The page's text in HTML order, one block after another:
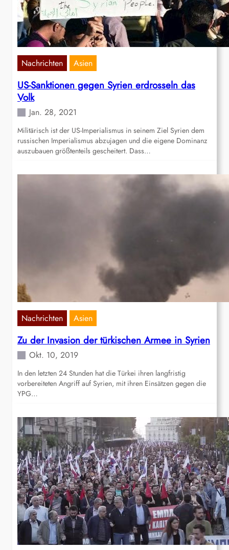
Nachrichten Asien
US-Sanktionen gegen Syrien erdrosseln das
Volk
Jan. 28, 2021
Militärisch ist der US-Imperialismus in seinem Ziel Syrien dem
russischen Imperialismus abzujagen und die eigene Dominanz
auszubauen größtenteils gescheitert. Dass…
Nachrichten Asien
Zu der Invasion der türkischen Armee in Syrien
Okt. 10, 2019
In den letzten 24 Stunden hat die Türkei ihren langfristig
vorbereiteten Angriff auf Syrien, mit ihren Einsätzen gegen die
YPG…